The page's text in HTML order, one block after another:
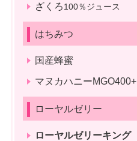
ざくろ100％ジュース
はちみつ
国産蜂蜜
マヌカハニーMGO400+
ローヤルゼリー
ローヤルゼリーキング